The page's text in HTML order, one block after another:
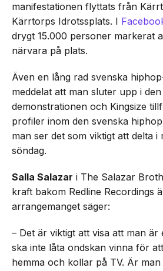
manifestationen flyttats från
Kärrtorps Idrotssplats. I
drygt 15.000 personer markerat
närvara på plats.
Även en lång rad svenska
meddelat att man sluter upp i
demonstrationen och Kingsize
profiler inom den svenska
man ser det som viktigt att delta i
söndag.
Salla Salazar i The Salazar
kraft bakom Redline Recordings
arrangemanget säger:
– Det är viktigt att visa att man är
ska inte låta ondskan vinna för
hemma och kollar på TV. Är